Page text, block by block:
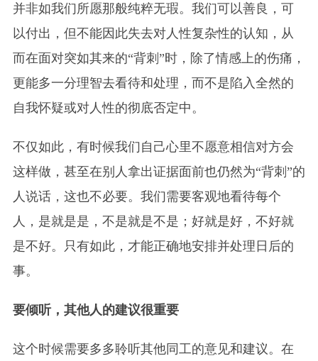
并非如我们所愿那般纯粹无瑕。我们可以善良，可
以付出，但不能因此失去对人性复杂性的认知，从
而在面对突如其来的“背刺”时，除了情感上的伤痛，
更能多一分理智去看待和处理，而不是陷入全然的
自我怀疑或对人性的彻底否定中。
不仅如此，有时候我们自己心里不愿意相信对方会
这样做，甚至在别人拿出证据面前也仍然为“背刺”的
人说话，这也不必要。我们需要客观地看待每个
人，是就是是，不是就是不是；好就是好，不好就
是不好。只有如此，才能正确地安排并处理日后的
事。
要倾听，其他人的建议很重要
这个时候需要多多聆听其他同工的意见和建议。在